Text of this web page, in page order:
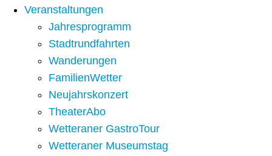
Veranstaltungen
Jahresprogramm
Stadtrundfahrten
Wanderungen
FamilienWetter
Neujahrskonzert
TheaterAbo
Wetteraner GastroTour
Wetteraner Museumstag